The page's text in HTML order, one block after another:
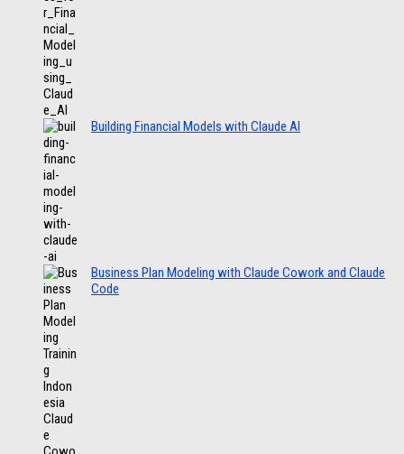
Building Financial Models with Claude AI
Business Plan Modeling with Claude Cowork and Claude
Code